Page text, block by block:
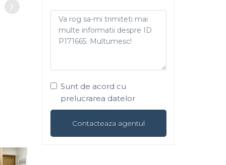
Sunt de acord cu
prelucrarea datelor